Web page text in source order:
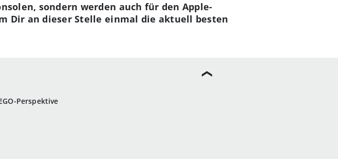
Perspektive
sondern werden auch für den Apple-
Dir an dieser Stelle einmal die aktuell besten